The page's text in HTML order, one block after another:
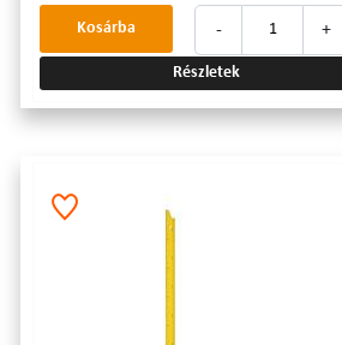
- +
Kosárba
Részletek